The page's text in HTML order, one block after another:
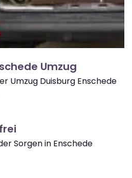
Umzug
Umzug Duisburg Enschede
Sorgen in Enschede